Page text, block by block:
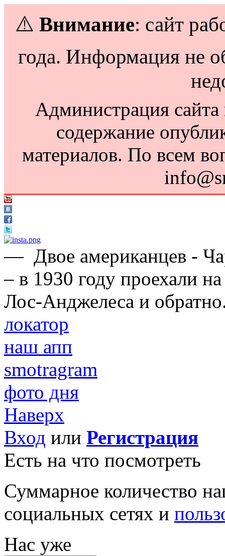
⚠️ Внимание: сайт
года. Информация не
Администрация сайта
содержание
материалов. По всем
— Двое американцев -
– в 1930 году проехали
Лос-Анджелеса и
локатор
наш апп
smotragram
фото дня
Наверх
Вход или Регистрация
Есть на что посмотреть
Суммарное количество
социальных сетях и
Нас уже